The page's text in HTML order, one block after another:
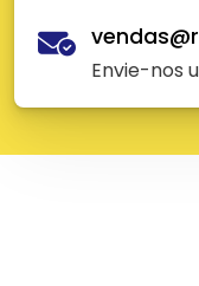
Envie-nos